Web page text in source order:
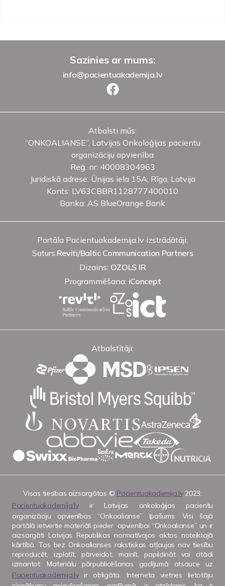
Sazinies ar mums:
info@pacientuakademija.lv
Atbalsti mūs:
“ONKOALIANSE”, Latvijas Onkoloģijas pacientu
organizāciju apvienība
Reģ. nr: 40008304963
Juridiskā adrese: Ūnijas iela 15A, Rīga, Latvija
Konts: LV63CBBR1128777400010
Banka: AS BlueOrange Bank
Portāla Pacientuakademija.lv izstrādātāji:
Saturs:Reviti/Baltic Communication Partners
Dizains: OZOLS IR
Programmēšana: iConcept
Atbalstītāji:
Visas tiesības aizsargātas © Pacientuakademija.lv2023:
Pacientuakademija.lvir Latvijas onkoloģijas pacientu
organizāciju apvienības “Onkoalianse” īpašums. Visi šajā
portālā ietvertie materiāli pieder apvienībai “Onkoalianse” un ir
aizsargāti Latvijas Republikas normatīvajos aktos noteiktajā
kārtībā. Tos bez Onkoalianses rakstiskas atļaujas nav tiesību
reproducēt, izplatīt, pārveidot, mainīt, papildināt vai citādi
izmantot. Materiālu pārpublicēšanas gadījumā atsauce uz
Pacientuakademija.lvir obligāta. Interneta vietnes lietotāju